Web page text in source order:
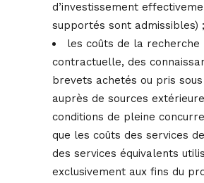
d’investissement
supportés sont admissibles) ;
les coûts de la recherche
contractuelle, des
brevets achetés ou pris
auprès de sources
conditions de pleine
que les coûts des services
des services équivalents
exclusivement aux fins du